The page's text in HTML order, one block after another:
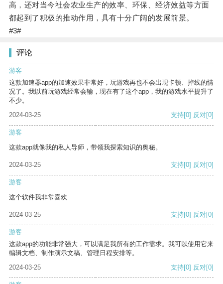
高，还对当今社会农业生产的效率、环保、经济效益等方面
都起到了积极的推动作用，具有十分广阔的发展前景。
#3#
评论
游客
这款加速器app的加速效果非常好，玩游戏再也不会出现卡顿、掉线的情
况了。我以前玩游戏经常会输，现在有了这个app，我的游戏水平提升了
不少。
2024-03-25
支持[0] 反对[0]
游客
这款app就像我的私人导师，带领我探索知识的奥秘。
2024-03-25 支持[0] 反对[0]
游客
这个软件我非常喜欢
2024-03-25 支持[0] 反对[0]
游客
这款app的功能非常强大，可以满足我所有的工作需求。我可以使用它来
编辑文档、制作演示文稿、管理日程安排等。
2024-03-25
支持[0] 反对[0]